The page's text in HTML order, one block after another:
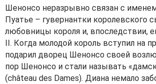
Шенонсо неразрывно связан с
Пуатье – гувернантки королевского
любовницы короля и, впоследствии,
II. Когда молодой король вступил на
подарил дворец Шенонсо своей
пор Шенонсо и стали называть
(château des Dames). Диана немало